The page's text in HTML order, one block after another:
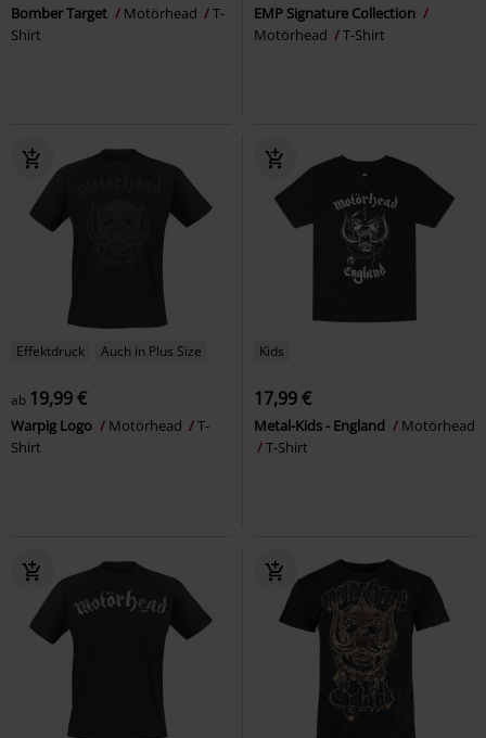
Bomber Target Motörhead
T-
Shirt
EMP Signature Collection
Motörhead
T-Shirt
Effektdruck Auch in Plus Size
ab 19,99 €
Warpig Logo Motörhead
T-
Shirt
Kids
17,99 €
Metal-Kids - England
Motörhead
T-Shirt